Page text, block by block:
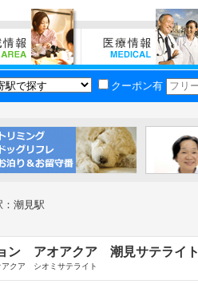
クーポン有
潮見駅
ン アオアクア 潮見サテライト
クア シオミサテライト